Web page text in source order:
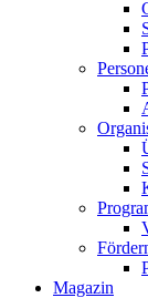
Magazin